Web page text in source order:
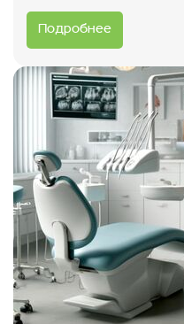
Подробнее